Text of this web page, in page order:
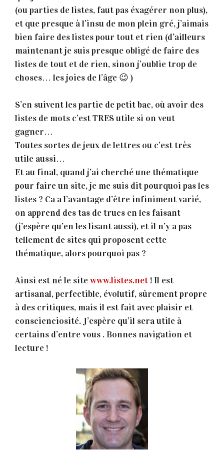
(ou parties de listes, faut pas éxagérer non plus),
et que presque à l’insu de mon plein gré, j’aimais
bien faire des listes pour tout et rien (d’ailleurs
maintenant je suis presque obligé de faire des
listes de tout et de rien, sinon j’oublie trop de
choses… les joies de l’âge 😉 )
S’en suivent les partie de petit bac, où avoir des
listes de mots c’est TRES utile si on veut
gagner…
Toutes sortes de jeux de lettres ou c’est très
utile aussi…
Et au final, quand j’ai cherché une thématique
pour faire un site, je me suis dit pourquoi pas les
listes ? Ca a l’avantage d’être infiniment varié,
on apprend des tas de trucs en les faisant
(j’espère qu’en les lisant aussi), et il n’y a pas
tellement de sites qui proposent cette
thématique, alors pourquoi pas ?
Ainsi est né le sitewww.listes.net ! Il est
artisanal, perfectible, évolutif, sûrement propre
à des critiques, mais il est fait avec plaisir et
conscienciosité. J’espère qu’il sera utile à
certains d’entre vous . Bonnes navigation et
lecture !